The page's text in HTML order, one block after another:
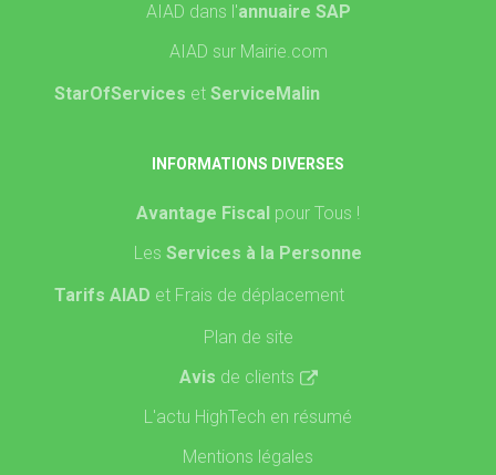
AIAD dans l'annuaire SAP
AIAD sur Mairie.com
StarOfServices et ServiceMalin
INFORMATIONS DIVERSES
Avantage Fiscal pour Tous !
Les Services à la Personne
Tarifs AIAD et Frais de déplacement
Plan de site
Avis de clients
L'actu HighTech en résumé
Mentions légales